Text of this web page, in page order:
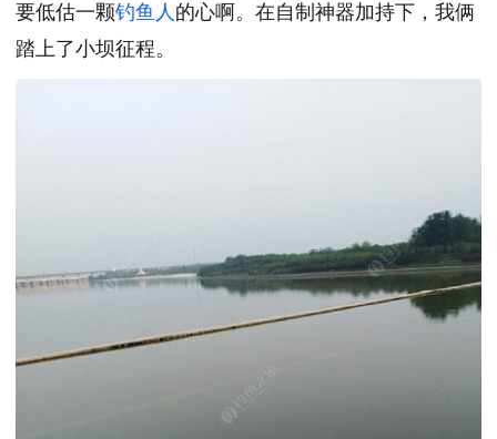
要低估一颗钓鱼人 的心啊。在自制神器加持下，我俩
踏上了小坝征程。